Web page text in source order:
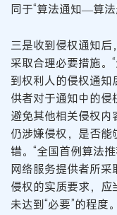
同于“算法通知—算法
三是收到侵权通知
采取合理必要措施
到权利人的侵权通
供者对于通知中的
避免其他相关侵权
仍涉嫌侵权，是否
错。“全国首例算法
网络服务提供者所采
侵权的实质要求，应
未达到“必要”的程度